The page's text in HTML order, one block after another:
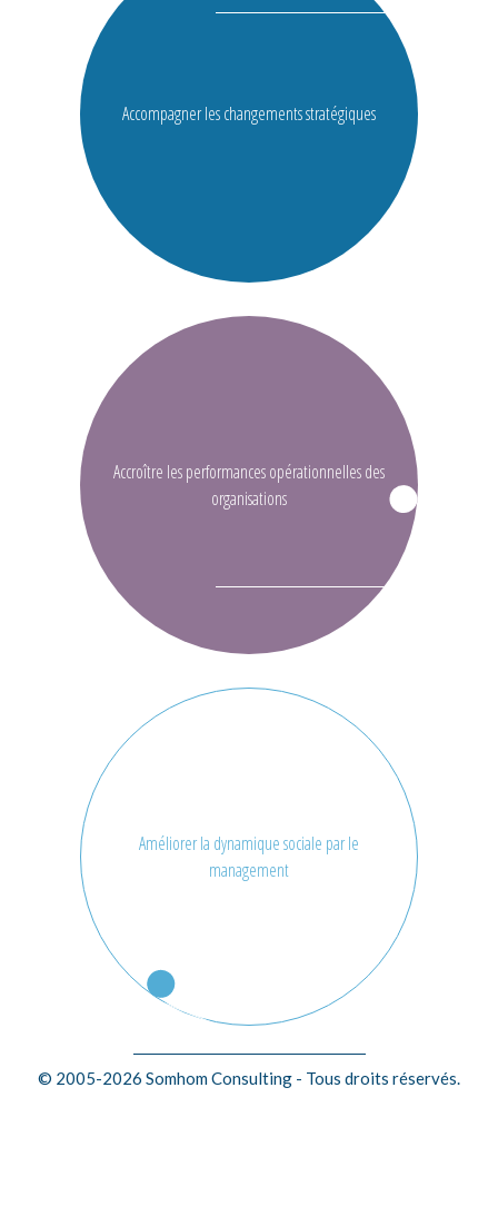
Accompagner les changements stratégiques
Accroître les performances opérationnelles des
organisations
Améliorer la dynamique sociale par le
management
© 2005-2026 Somhom Consulting - Tous droits réservés.